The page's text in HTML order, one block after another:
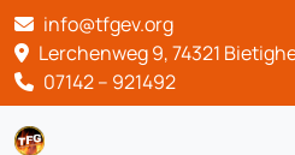
info@tfgev.org
Lerchenweg 9, 74321
07142 – 921492